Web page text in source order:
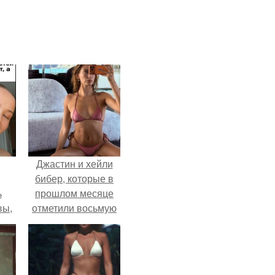
Джастин и хейли
бибер, которые в
прошлом месяце
отметили восьмую
годовщину
помолвки, показали
новые фото с
совместного